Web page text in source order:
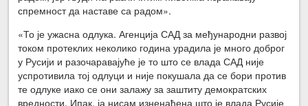
спремност да наставе са радом».
«То је ужасна одлука. Агенција САД за међународни развој
током протеклих неколико година урадила је много доброг
у Русији и разочаравајуће је то што се влада САД није
успротивила тој одлуци и није покушала да се бори против
те одлуке иако се они залажу за заштиту демократских
вредности. Ипак, ја нисам изненађена што је влада Русије